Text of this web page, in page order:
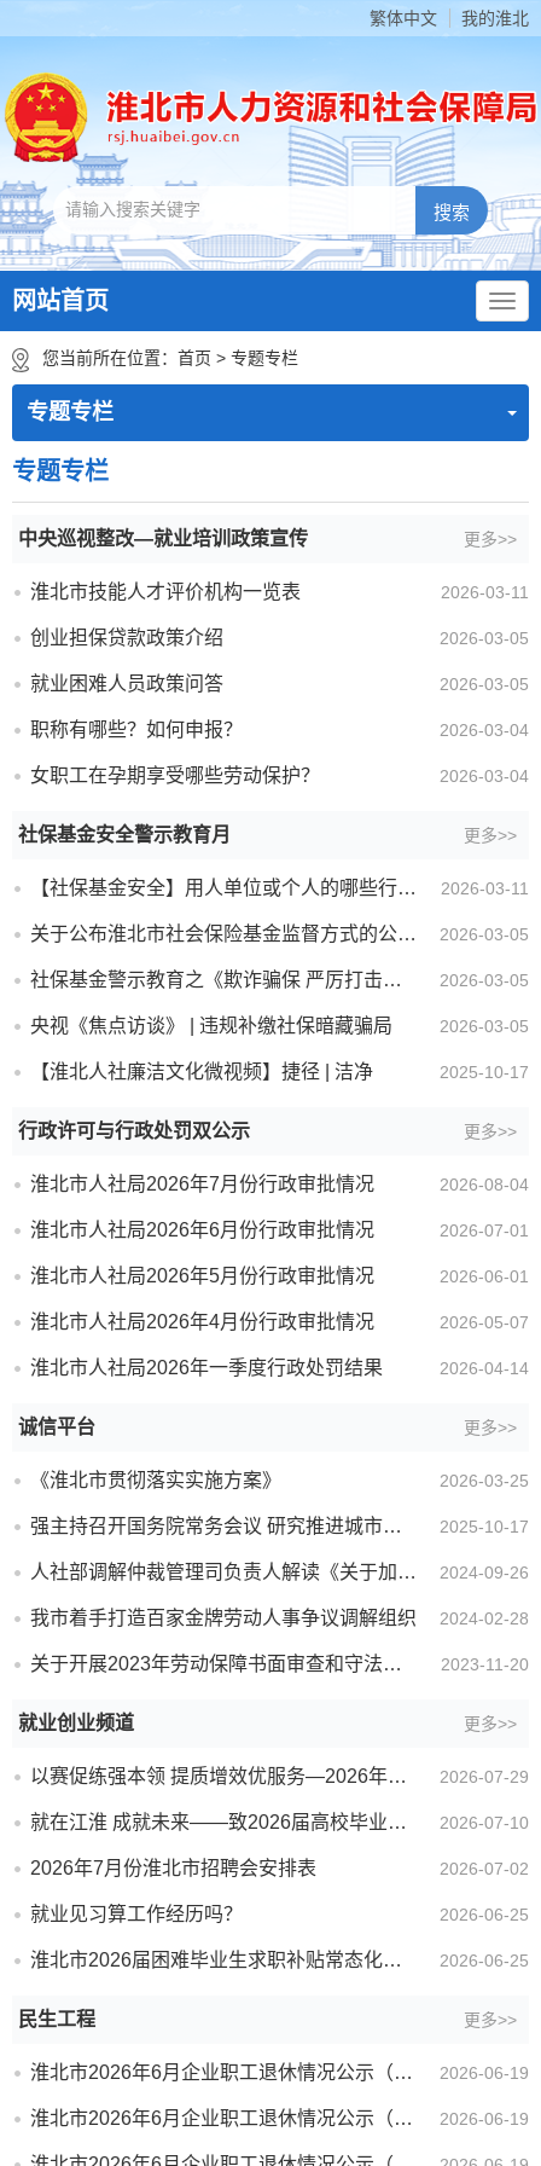
繁体中文 我的淮北
网站首页
您当前所在位置： 首页 > 专题专栏
专题专栏
专题专栏
中央巡视整改—就业培训政策宣传 更多>>
淮北市技能人才评价机构一览表 2026-03-11
创业担保贷款政策介绍 2026-03-05
就业困难人员政策问答 2026-03-05
职称有哪些？如何申报？ 2026-03-04
女职工在孕期享受哪些劳动保护？ 2026-03-04
社保基金安全警示教育月 更多>>
【社保基金安全】用人单位或个人的哪些行为属于社会保险欺诈骗保行为？ 2026-03-11
关于公布淮北市社会保险基金监督方式的公告（挂靠代缴社保，违法！） 2026-03-05
社保基金警示教育之《欺诈骗保 严厉打击（上）》 2026-03-05
央视《焦点访谈》 | 违规补缴社保暗藏骗局 2026-03-05
【淮北人社廉洁文化微视频】捷径 | 洁净 2025-10-17
行政许可与行政处罚双公示 更多>>
淮北市人社局2026年7月份行政审批情况 2026-08-04
淮北市人社局2026年6月份行政审批情况 2026-07-01
淮北市人社局2026年5月份行政审批情况 2026-06-01
淮北市人社局2026年4月份行政审批情况 2026-05-07
淮北市人社局2026年一季度行政处罚结果 2026-04-14
诚信平台 更多>>
《淮北市贯彻落实实施方案》 2026-03-25
强主持召开国务院常务会议 研究推进城市更新工作 听取保障农民工工资支付工作情况汇报 2025-10-17
人社部调解仲裁管理司负责人解读《关于加强新就业形态劳动纠纷一站式调解工作的通知》 2024-09-26
我市着手打造百家金牌劳动人事争议调解组织 2024-02-28
关于开展2023年劳动保障书面审查和守法诚信等级评价工作的通知 2023-11-20
就业创业频道 更多>>
以赛促练强本领 提质增效优服务—2026年淮北市公共就业服务专项业务竞赛暨公共就业服务机构岗位练兵活动... 2026-07-29
就在江淮 成就未来——致2026届高校毕业生的一封信 2026-07-10
2026年7月份淮北市招聘会安排表 2026-07-02
就业见习算工作经历吗？ 2026-06-25
淮北市2026届困难毕业生求职补贴常态化申请通过人员公示（五月) 2026-06-25
民生工程 更多>>
淮北市2026年6月企业职工退休情况公示（不通过） 2026-06-19
淮北市2026年6月企业职工退休情况公示（提前退休） 2026-06-19